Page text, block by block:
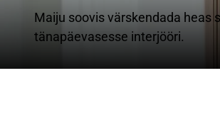
Maiju soovis värskendada heas
tänapäevasesse interjööri.